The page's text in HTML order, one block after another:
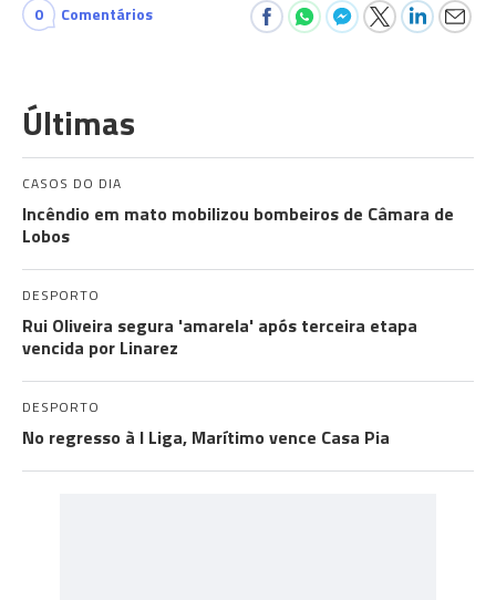
0 Comentários
Últimas
CASOS DO DIA
Incêndio em mato mobilizou bombeiros de Câmara de
Lobos
DESPORTO
Rui Oliveira segura 'amarela' após terceira etapa
vencida por Linarez
DESPORTO
No regresso à I Liga, Marítimo vence Casa Pia